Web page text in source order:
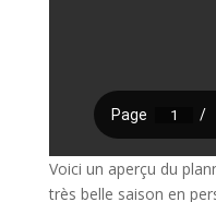
Voici un aperçu du
très belle saison en